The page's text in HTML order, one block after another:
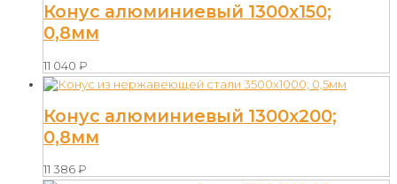
Конус алюминиевый 1300х150;
0,8мм
11 040 ₽
Конус алюминиевый 1300х200;
0,8мм
11 386₽